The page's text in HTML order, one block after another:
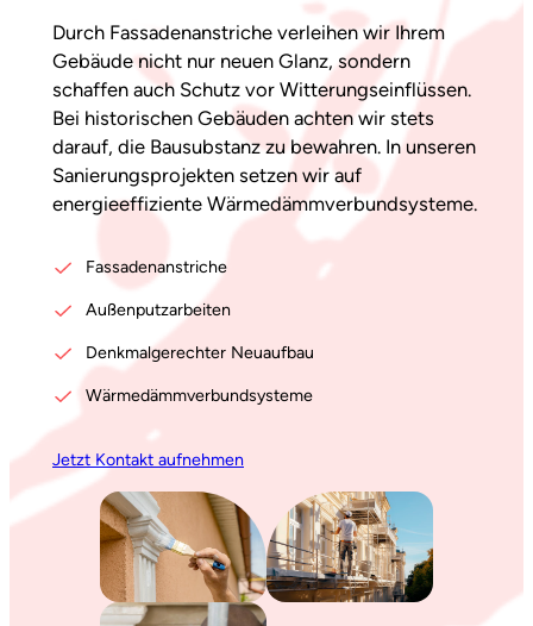
Durch Fassadenanstriche verleihen wir Ihrem
Gebäude nicht nur neuen Glanz, sondern
schaffen auch Schutz vor Witterungseinflüssen.
Bei historischen Gebäuden achten wir stets
darauf, die Bausubstanz zu bewahren. In unseren
Sanierungsprojekten setzen wir auf
energieeffiziente Wärmedämmverbundsysteme.
Fassadenanstriche
Außenputzarbeiten
Denkmalgerechter Neuaufbau
Wärmedämmverbundsysteme
Jetzt Kontakt aufnehmen